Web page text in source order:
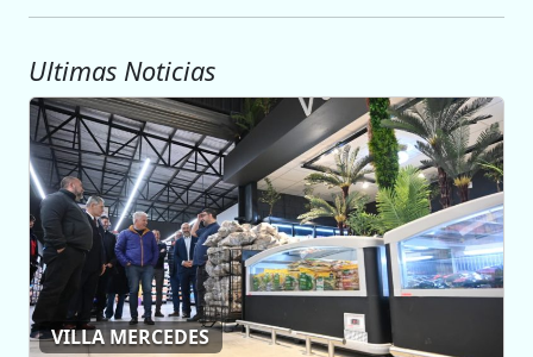
Ultimas Noticias
VILLA MERCEDES